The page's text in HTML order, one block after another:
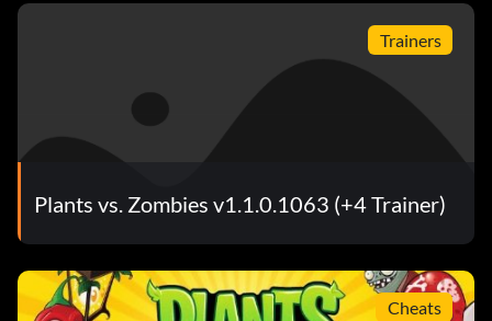
Trainers
Plants vs. Zombies v1.1.0.1063 (+4 Trainer)
Cheats